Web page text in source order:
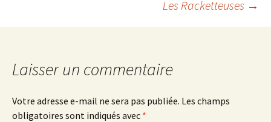
des
articles
Les Racketteuses →
Laisser un commentaire
Votre adresse e-mail ne sera pas publiée. Les champs
obligatoires sont indiqués avec *